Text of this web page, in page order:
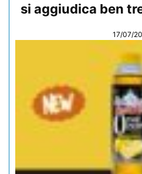
si aggiudica ben
17/07/